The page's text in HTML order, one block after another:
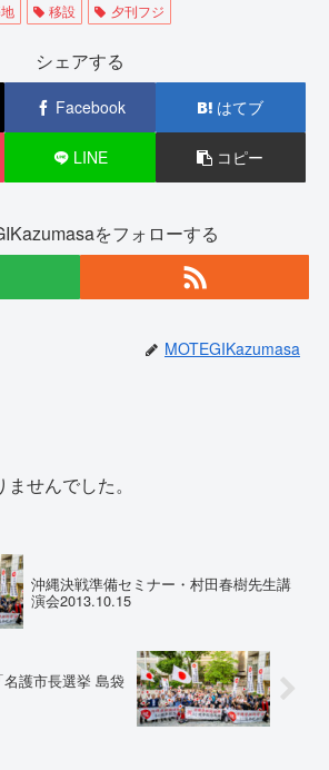
移設 夕刊フジ
シェアする
Facebook はてブ
LINE コピー
をフォローする
MOTEGIKazumasa
せんでした。
沖縄決戦準備セミナー・村田春樹先生講
演会2013.10.15
護市長選挙 島袋